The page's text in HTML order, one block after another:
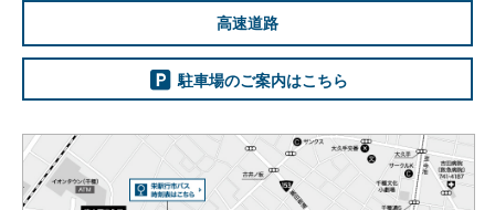
高速道路
駐車場のご案内はこちら